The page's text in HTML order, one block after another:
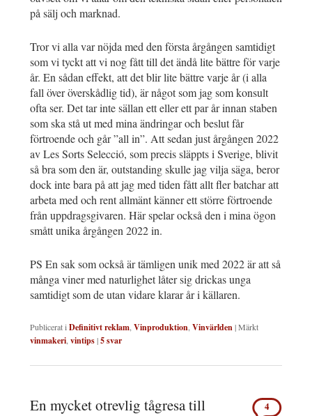
på sälj och marknad.
Tror vi alla var nöjda med den första årgången samtidigt
som vi tyckt att vi nog fått till det ändå lite bättre för varje
år. En sådan effekt, att det blir lite bättre varje år (i alla
fall över överskådlig tid), är något som jag som konsult
ofta ser. Det tar inte sällan ett eller ett par år innan staben
som ska stå ut med mina ändringar och beslut får
förtroende och går ”all in”. Att sedan just årgången 2022
av Les Sorts Selecció, som precis släppts i Sverige, blivit
så bra som den är, outstanding skulle jag vilja säga, beror
dock inte bara på att jag med tiden fått allt fler batchar att
arbeta med och rent allmänt känner ett större förtroende
från uppdragsgivaren. Här spelar också den i mina ögon
smått unika årgången 2022 in.
PS En sak som också är tämligen unik med 2022 är att så
många viner med naturlighet låter sig drickas unga
samtidigt som de utan vidare klarar år i källaren.
Publicerat iDefinitivt reklam,Vinproduktion,Vinvärlden|Märkt
vinmakeri,vintips|5svar
En mycket otrevlig tågresa till
4